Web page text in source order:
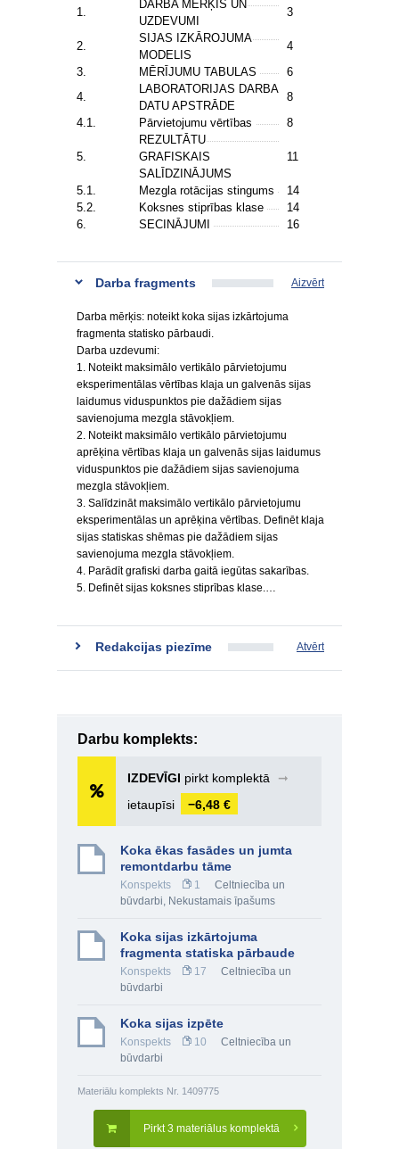
1.
DARBA MĒRĶIS UN
UZDEVUMI
3
2.
SIJAS IZKĀROJUMA
MODELIS
4
3.
MĒRĪJUMU TABULAS
6
4.
LABORATORIJAS DARBA
DATU APSTRĀDE
8
4.1.
Pārvietojumu vērtības 8
5.
REZULTĀTU
GRAFISKAIS
SALĪDZINĀJUMS
11
5.1. Mezgla rotācijas stingums
14
5.2.
Koksnes stiprības klase
14
6.
SECINĀJUMI 16
Darba fragments Aizvērt
Darba mērķis: noteikt koka sijas izkārtojuma
fragmenta statisko pārbaudi.
Darba uzdevumi:
1. Noteikt maksimālo vertikālo pārvietojumu
eksperimentālas vērtības klaja un galvenās sijas
laidumus viduspunktos pie dažādiem sijas
savienojuma mezgla stāvokļiem.
2. Noteikt maksimālo vertikālo pārvietojumu
aprēķina vērtības klaja un galvenās sijas laidumus
viduspunktos pie dažādiem sijas savienojuma
mezgla stāvokļiem.
3. Salīdzināt maksimālo vertikālo pārvietojumu
eksperimentālas un aprēķina vērtības. Definēt klaja
sijas statiskas shēmas pie dažādiem sijas
savienojuma mezgla stāvokļiem.
4. Parādīt grafiski darba gaitā iegūtas sakarības.
5. Definēt sijas koksnes stiprības klase.…
Redakcijas piezīme Atvērt
Darbu komplekts:
IZDEVĪGI pirkt komplektā
➞
ietaupīsi
−6,48 €
Koka ēkas fasādes un jumta
remontdarbu tāme
Konspekts 1
Celtniecība un
būvdarbi, Nekustamais īpašums
Koka sijas izkārtojuma
fragmenta statiska pārbaude
Konspekts 17
Celtniecība un
būvdarbi
Koka sijas izpēte
Konspekts 10
Celtniecība un
būvdarbi
Materiālu komplekts Nr. 1409775
Pirkt 3 materiālus komplektā